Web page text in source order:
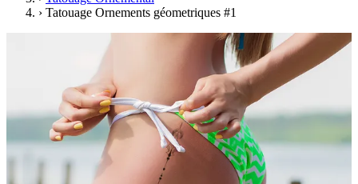
› Tatouage Ornements géometriques #1